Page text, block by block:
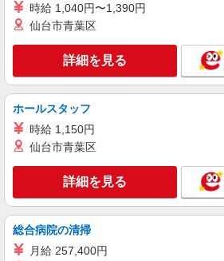
時給 1,040円〜1,390円
仙台市青葉区
詳細を見る
ホールスタッフ
時給 1,150円
仙台市青葉区
詳細を見る
総合病院の清掃
月給 257,400円